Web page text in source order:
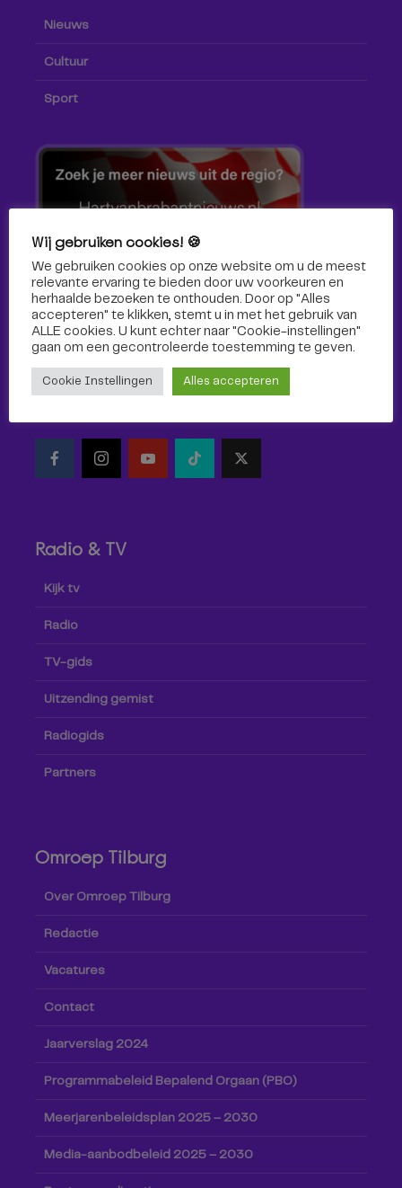
Nieuws
Cultuur
Sport
Volg ons!
Volg Omroep Tilburg niet alleen hier, maar ook via social
Radio & TV
Kijk tv
Radio
TV-gids
Uitzending gemist
Radiogids
Partners
Omroep Tilburg
Over Omroep Tilburg
Redactie
Vacatures
Contact
Jaarverslag 2024
Programmabeleid Bepalend Orgaan (PBO)
Meerjarenbeleidsplan 2025 – 2030
Media-aanbodbeleid 2025 – 2030
Wij gebruiken cookies! 🍪
We gebruiken cookies op onze website om u de meest
relevante ervaring te bieden door uw voorkeuren en
herhaalde bezoeken te onthouden. Door op "Alles
accepteren" te klikken, stemt u in met het gebruik van
ALLE cookies. U kunt echter naar "Cookie-instellingen"
gaan om een ​​gecontroleerde toestemming te geven.
Cookie Instellingen Alles accepteren